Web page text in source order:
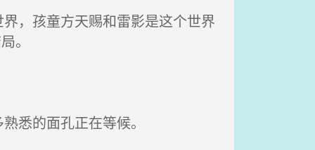
孩童方天赐和雷影是这个世界
。
的面孔正在等候。